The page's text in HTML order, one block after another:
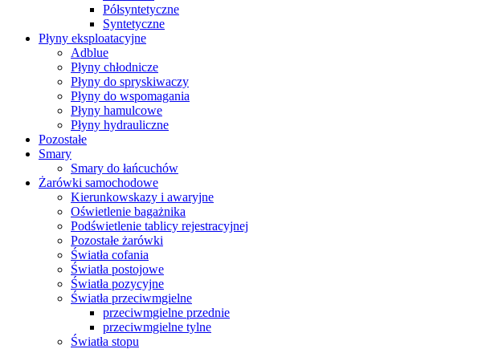
Półsyntetyczne
Syntetyczne
Płyny eksploatacyjne
Adblue
Płyny chłodnicze
Płyny do spryskiwaczy
Płyny do wspomagania
Płyny hamulcowe
Płyny hydrauliczne
Pozostałe
Smary
Smary do łańcuchów
Żarówki samochodowe
Kierunkowskazy i awaryjne
Oświetlenie bagażnika
Podświetlenie tablicy rejestracyjnej
Pozostałe żarówki
Światła cofania
Światła postojowe
Światła pozycyjne
Światła przeciwmgielne
przeciwmgielne przednie
przeciwmgielne tylne
Światła stopu